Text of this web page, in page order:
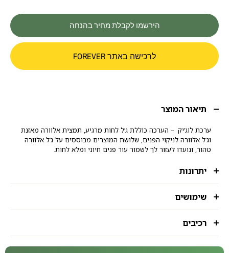
הירשמו לקבלת מחיר בהנחה
לרכישה באתר FOREVER
תיאור המוצר
ערכת לוג’יק – הערכה כוללת ג’ל לחות מרגיע, תמצית אלוורה מאזנת
וג’ל אלוורה לניקוי הפנים, שלושת המוצרים מבוססים על ג’ל אלוורה
טהור, ונועדו לעזור לך לשמור עור פנים חיוני ומלא לחות.
יתרונות
שימושים
רכיבים